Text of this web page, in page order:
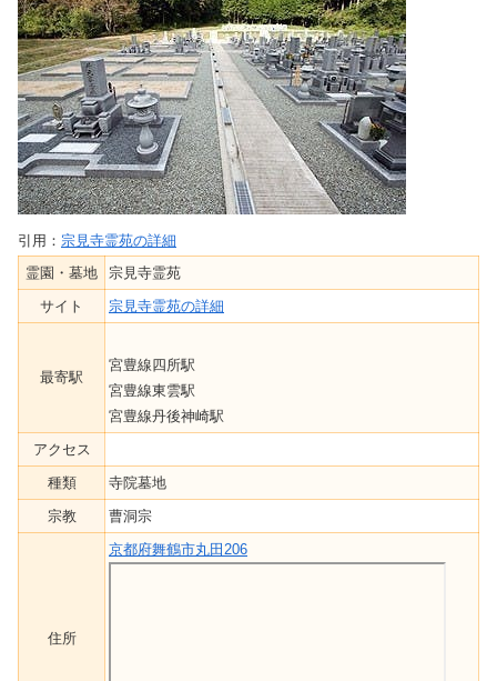
引用： 宗見寺霊苑の詳細
霊園・墓地
宗見寺霊苑
サイト
宗見寺霊苑の詳細
最寄駅
宮豊線四所駅
宮豊線東雲駅
宮豊線丹後神崎駅
アクセス
種類
寺院墓地
宗教
曹洞宗
住所
京都府舞鶴市丸田206